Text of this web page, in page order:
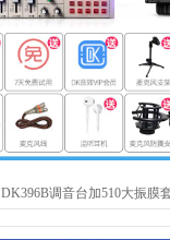
DK396B调音台加510大振膜